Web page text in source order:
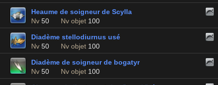
Heaume de soigneur de Scylla
Nv 50 Nv objet 100
Diadème stellodiurnus usé
Nv 50 Nv objet 100
Diadème de soigneur de bogatyr
Nv 50 Nv objet 100